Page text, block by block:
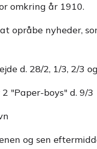
omkring år 1910.
opråbe nyheder,
d. 28/2, 1/3, 2/3
"Paper-boys" d. 9/3
og sen